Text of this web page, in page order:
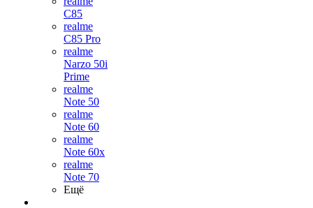
C85
realme
C85 Pro
realme
Narzo 50i
Prime
realme
Note 50
realme
Note 60
realme
Note 60x
realme
Note 70
Ещё